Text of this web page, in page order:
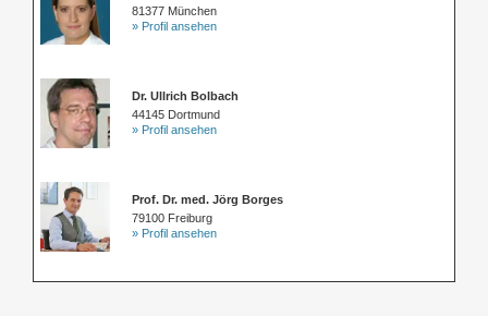
81377 München
» Profil ansehen
Dr. Ullrich Bolbach
44145 Dortmund
» Profil ansehen
Prof. Dr. med. Jörg Borges
79100 Freiburg
» Profil ansehen